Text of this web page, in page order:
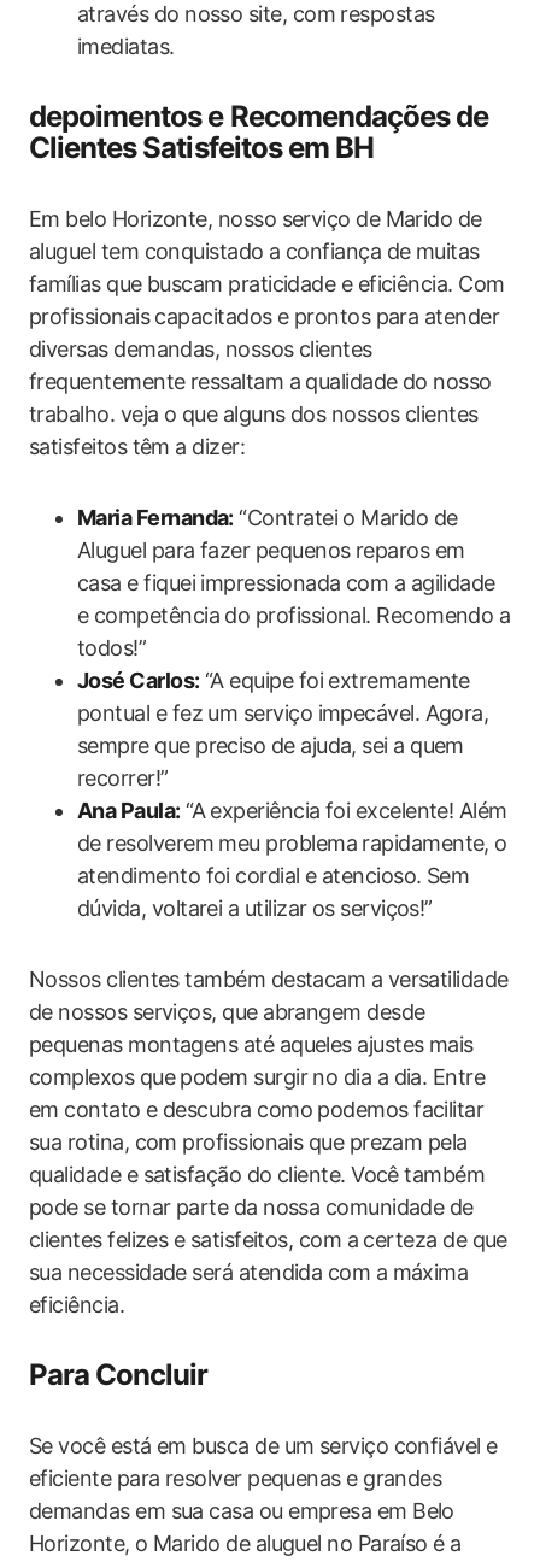
através do nosso site, com respostas
imediatas.
depoimentos e Recomendações de
Clientes Satisfeitos em BH
Em belo Horizonte, nosso serviço de Marido de
aluguel tem conquistado a confiança de muitas
famílias que buscam praticidade e eficiência. Com
profissionais capacitados e prontos para atender
diversas demandas, nossos clientes
frequentemente ressaltam a qualidade do nosso
trabalho. veja o que alguns dos nossos clientes
satisfeitos têm a dizer:
Maria Fernanda: “Contratei o Marido de
Aluguel para fazer pequenos reparos em
casa e fiquei impressionada com a agilidade
e competência do profissional. Recomendo a
todos!”
José Carlos: “A equipe foi extremamente
pontual e fez um serviço impecável. Agora,
sempre que preciso de ajuda, sei a quem
recorrer!”
Ana Paula: “A experiência foi excelente! Além
de resolverem meu problema rapidamente, o
atendimento foi cordial e atencioso. Sem
dúvida, voltarei a utilizar os serviços!”
Nossos clientes também destacam a versatilidade
de nossos serviços, que abrangem desde
pequenas montagens até aqueles ajustes mais
complexos que podem surgir no dia a dia. Entre
em contato e descubra como podemos facilitar
sua rotina, com profissionais que prezam pela
qualidade e satisfação do cliente. Você também
pode se tornar parte da nossa comunidade de
clientes felizes e satisfeitos, com a certeza de que
sua necessidade será atendida com a máxima
eficiência.
Para Concluir
Se você está em busca de um serviço confiável e
eficiente para resolver pequenas e grandes
demandas em sua casa ou empresa em Belo
Horizonte, o Marido de aluguel no Paraíso é a